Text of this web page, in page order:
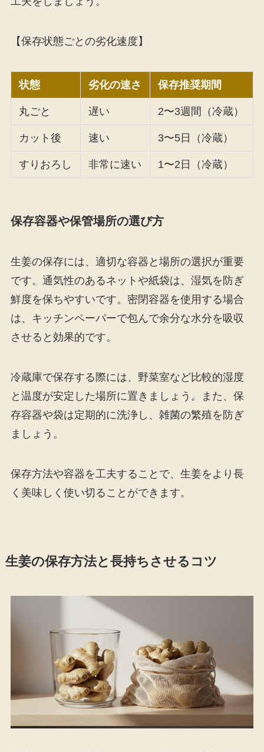
【保存状態ごとの劣化速度】
状態 劣化の速さ 保存推奨期間
丸ごと 遅い 2〜3週間（冷蔵）
カット後 速い 3〜5日（冷蔵）
すりおろし 非常に速い 1〜2日（冷蔵）
保存容器や保管場所の選び方
生姜の保存には、適切な容器と場所の選択が重要
です。通気性のあるネットや紙袋は、湿気を防ぎ
鮮度を保ちやすいです。密閉容器を使用する場合
は、キッチンペーパーで包んで余分な水分を吸収
させると効果的です。
冷蔵庫で保存する際には、野菜室など比較的湿度
と温度が安定した場所に置きましょう。また、保
存容器や袋は定期的に洗浄し、雑菌の繁殖を防ぎ
ましょう。
保存方法や容器を工夫することで、生姜をより長
く美味しく使い切ることができます。
生姜の保存方法と長持ちさせるコツ